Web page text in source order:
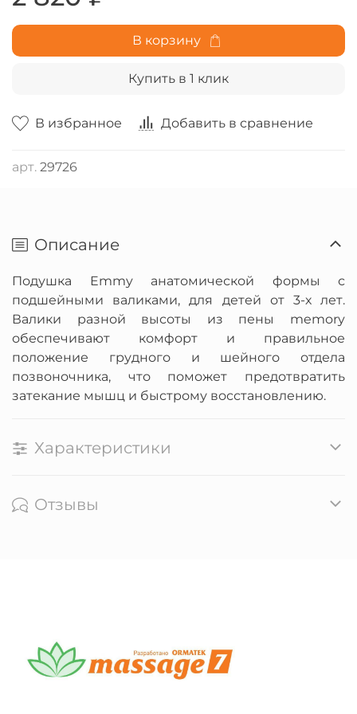
В избранное Добавить в сравнение
арт. 29726
безопасности CertiPUR.
В корзину
Купить в 1 клик
Описание
Подушка Emmy анатомической формы с
подшейными валиками, для детей от 3-х лет.
Валики разной высоты из пены memory
обеспечивают комфорт и правильное
положение грудного и шейного отдела
позвоночника, что поможет предотвратить
затекание мышц и быстрому восстановлению.
Характеристики
Отзывы